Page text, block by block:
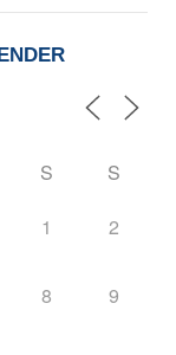
S S
1 2
8 9